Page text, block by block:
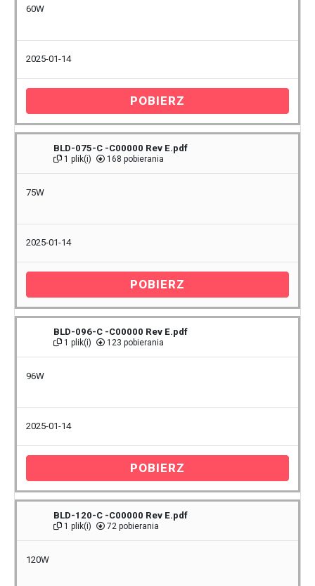
60W
2025-01-14
POBIERZ
BLD-075-C -C00000 Rev E.pdf
1 plik(i) 168 pobierania
75W
2025-01-14
POBIERZ
BLD-096-C -C00000 Rev E.pdf
1 plik(i) 123 pobierania
96W
2025-01-14
POBIERZ
BLD-120-C -C00000 Rev E.pdf
1 plik(i) 72 pobierania
120W